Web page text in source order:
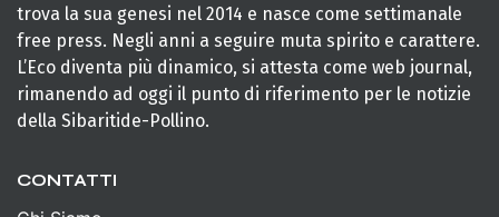
trova la sua genesi nel 2014 e nasce come settimanale
free press. Negli anni a seguire muta spirito e carattere.
L’Eco diventa più dinamico, si attesta come web journal,
rimanendo ad oggi il punto di riferimento per le notizie
della Sibaritide-Pollino.
CONTATTI